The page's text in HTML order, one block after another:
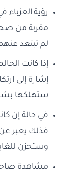
رؤية العزباء
مقربة من
لم تبتعد
إذا كانت
إشارة إلى
ستهلكها
في حالة إن
فذلك يعبر
وستحزن
مشاهدة